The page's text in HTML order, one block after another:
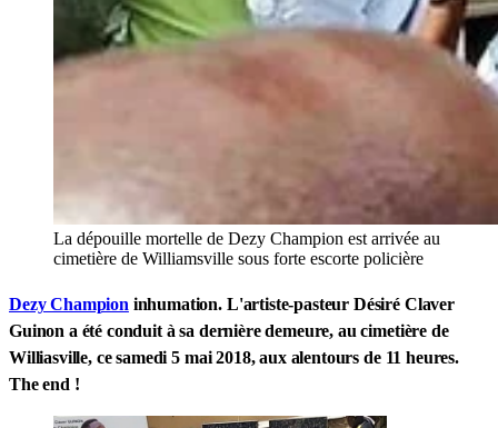
La dépouille mortelle de Dezy Champion est arrivée au
cimetière de Williamsville sous forte escorte policière
Dezy Champion inhumation. L'artiste-pasteur Désiré Claver
Guinon a été conduit à sa dernière demeure, au cimetière de
Williasville, ce samedi 5 mai 2018, aux alentours de 11 heures.
The end !